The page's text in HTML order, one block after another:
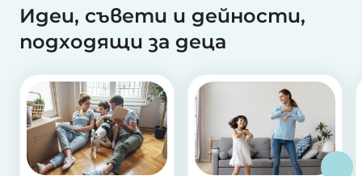
Идеи, съвети и дейности,
подходящи за деца